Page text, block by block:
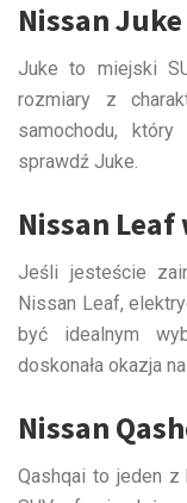
Nissan
Juke to miejski
rozmiary z
samochodu,
sprawdź Juke.
Nissan
Jeśli jesteście
Nissan Leaf,
być idealnym
doskonała okazja
Nissan
Qashqai to jeden